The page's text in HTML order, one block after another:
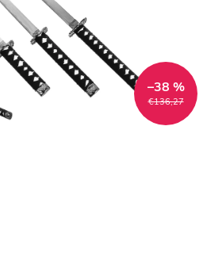
€136,27
–38 %